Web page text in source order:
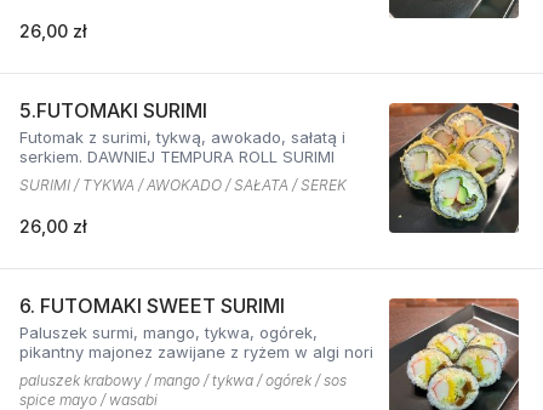
26,00 zł
5.FUTOMAKI SURIMI
Futomak z surimi, tykwą, awokado, sałatą i
serkiem. DAWNIEJ TEMPURA ROLL SURIMI
SURIMI / TYKWA / AWOKADO / SAŁATA / SEREK
26,00 zł
6. FUTOMAKI SWEET SURIMI
Paluszek surmi, mango, tykwa, ogórek,
pikantny majonez zawijane z ryżem w algi nori
paluszek krabowy / mango / tykwa / ogórek / sos
spice mayo / wasabi